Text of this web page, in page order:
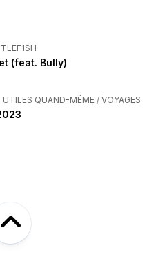
(feat. Bully)
UTILES QUAND-MÊME / VOYAGES